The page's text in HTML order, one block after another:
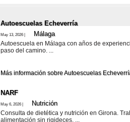
Autoescuelas Echeverría
May 13, 2026 | Málaga
Autoescuela en Málaga con años de
paso del camino. ...
Más información sobre Autoescuelas
NARF
May 6, 2026 | Nutrición
Consulta de dietética y nutrición en Girona.
alimentación sin rigideces. ...